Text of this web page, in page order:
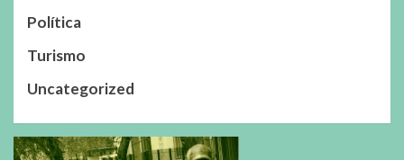
Política
Turismo
Uncategorized